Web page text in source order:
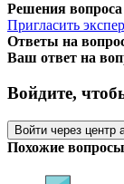
Решения вопроса
Пригласить
Ответы на
Ваш ответ на
Войдите,
Войти через центр
Похожие вопросы